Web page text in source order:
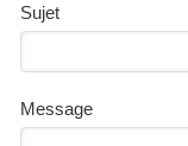
Sujet
Message